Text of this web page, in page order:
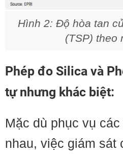
Hình 2: Độ hòa tan
(TSP) theo
Phép đo Silica và
tự nhưng khác biệt:
Mặc dù phục vụ
nhau, việc giám sát